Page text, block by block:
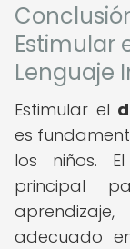
Estimular
Lenguaje
Estimular el
es
los niños.
principal
adecuado